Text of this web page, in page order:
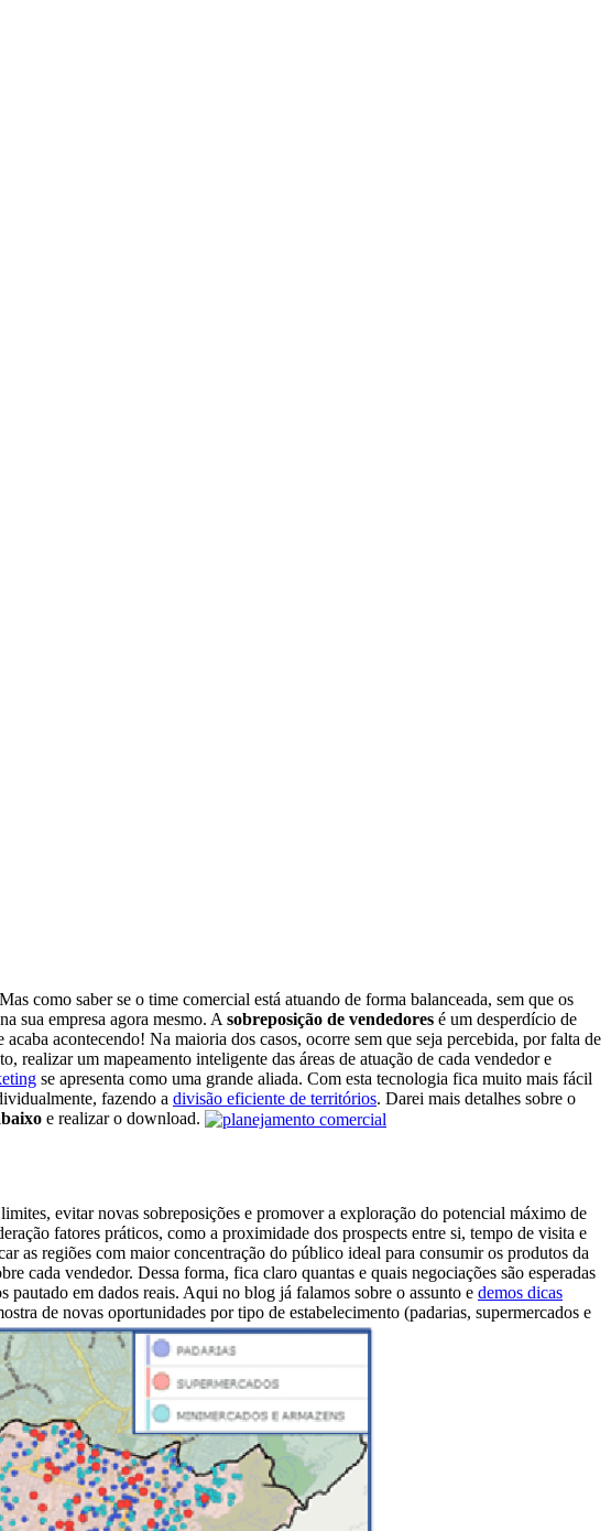
como saber se o time comercial está atuando de forma balanceada, sem que os
sua empresa agora mesmo. A sobreposição de vendedores é um desperdício de
acontecendo! Na maioria dos casos, ocorre sem que seja percebida, por falta de
realizar um mapeamento inteligente das áreas de atuação de cada vendedor e
se apresenta como uma grande aliada. Com esta tecnologia fica muito mais fácil
fazendo a divisão eficiente de territórios. Darei mais detalhes sobre o
e realizar o download.
evitar novas sobreposições e promover a exploração do potencial máximo de
fatores práticos, como a proximidade dos prospects entre si, tempo de visita e
as regiões com maior concentração do público ideal para consumir os produtos da
cada vendedor. Dessa forma, fica claro quantas e quais negociações são esperadas
pautado em dados reais. Aqui no blog já falamos sobre o assunto e demos dicas
de novas oportunidades por tipo de estabelecimento (padarias, supermercados e